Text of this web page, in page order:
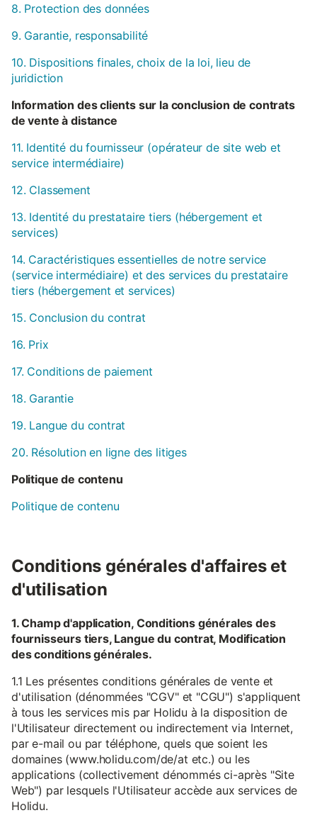
8. Protection des données
9. Garantie, responsabilité
10. Dispositions finales, choix de la loi, lieu de
juridiction
Information des clients sur la conclusion de contrats
de vente à distance
11. Identité du fournisseur (opérateur de site web et
service intermédiaire)
12. Classement
13. Identité du prestataire tiers (hébergement et
services)
14. Caractéristiques essentielles de notre service
(service intermédiaire) et des services du prestataire
tiers (hébergement et services)
15. Conclusion du contrat
16. Prix
17. Conditions de paiement
18. Garantie
19. Langue du contrat
20. Résolution en ligne des litiges
Politique de contenu
Politique de contenu
Conditions générales d'affaires et
d'utilisation
1. Champ d'application, Conditions générales des
fournisseurs tiers, Langue du contrat, Modification
des conditions générales.
1.1 Les présentes conditions générales de vente et
d'utilisation (dénommées "CGV" et "CGU") s'appliquent
à tous les services mis par Holidu à la disposition de
l'Utilisateur directement ou indirectement via Internet,
par e-mail ou par téléphone, quels que soient les
domaines (www.holidu.com/de/at etc.) ou les
applications (collectivement dénommés ci-après "Site
Web") par lesquels l'Utilisateur accède aux services de
Holidu.